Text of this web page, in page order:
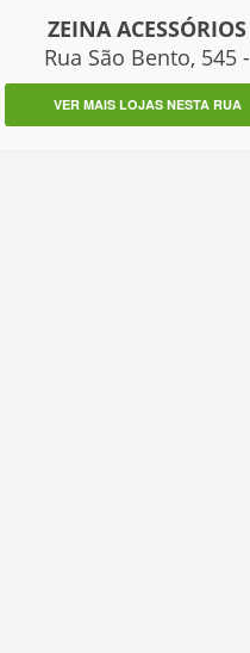
ZEINA ACESSÓRIOS
Rua São Bento, 545 -
VER MAIS LOJAS NESTA RUA